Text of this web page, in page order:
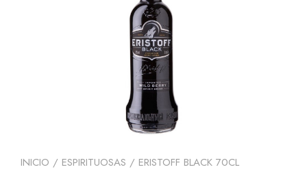
INICIO / ESPIRITUOSAS / ERISTOFF BLACK 70CL